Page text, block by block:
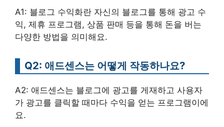
A1: 블로그 수익화란 자신의 블로그를 통해 광고 수
익, 제휴 프로그램, 상품 판매 등을 통해 돈을 버는
다양한 방법을 의미해요.
Q2: 애드센스는 어떻게 작동하나요?
A2: 애드센스는 블로그에 광고를 게재하고 사용자
가 광고를 클릭할 때마다 수익을 얻는 프로그램이에
요.